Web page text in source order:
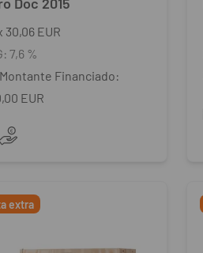
30,06 EUR
7,6 %
Financiado:
EUR
extra